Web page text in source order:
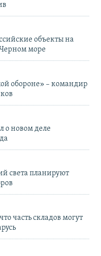
объекты на
море
обороне» – командир
о новом деле
света планируют
часть складов могут